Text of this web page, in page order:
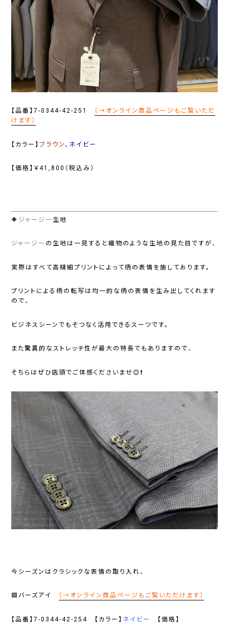
【品番】7-0344-42-251
（→オンライン商品ページもご覧いただ
けます）
【カラー】ブラウン 、 ネイビー
【価格】￥41,800（税込み）
🔶 ジャージー 生地
ジャージー の生地は一見すると織物のような生地の見た目ですが、
実際はすべて高精細プリントによって柄の表情を施しております。
プリントによる柄の転写は均一的な柄の表情を生み出してくれます
ので、
ビジネスシーンでもそつなく活用できるスーツです。
また驚異的なストレッチ性が最大の特長でもありますので、
そちらはぜひ店頭でご体感くださいませ😊❗
今シーズンはクラシックな表情の取り入れ、
🟩バーズアイ （→オンライン商品ページもご覧いただけます）
【品番】7-0344-42-254 【カラー】 ネイビー
【価格】